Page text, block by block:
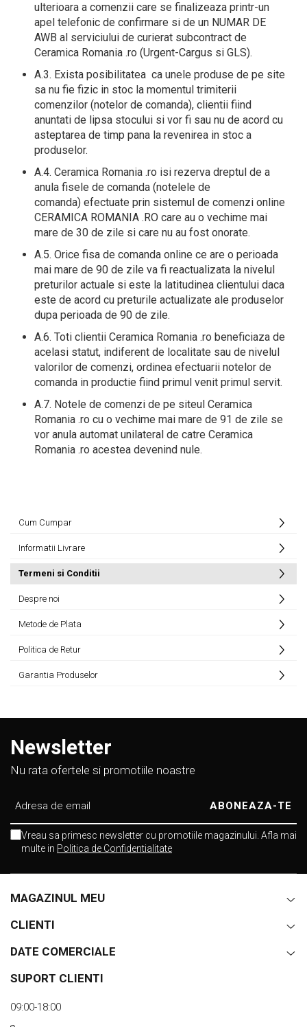
ulterioara a comenzii care se finalizeaza printr-un
apel telefonic de confirmare si de un NUMAR DE
AWB al serviciului de curierat subcontract de
Ceramica Romania .ro (Urgent-Cargus si GLS).
A.3. Exista posibilitatea ca unele produse de pe site
sa nu fie fizic in stoc la momentul trimiterii
comenzilor (notelor de comanda), clientii fiind
anuntati de lipsa stocului si vor fi sau nu de acord cu
asteptarea de timp pana la revenirea in stoc a
produselor.
A.4. Ceramica Romania .ro isi rezerva dreptul de a
anula fisele de comanda (notelele de
comanda) efectuate prin sistemul de comenzi online
CERAMICA ROMANIA .RO care au o vechime mai
mare de 30 de zile si care nu au fost onorate.
A.5. Orice fisa de comanda online ce are o perioada
mai mare de 90 de zile va fi reactualizata la nivelul
preturilor actuale si este la latitudinea clientului daca
este de acord cu preturile actualizate ale produselor
dupa perioada de 90 de zile.
A.6. Toti clientii Ceramica Romania .ro beneficiaza de
acelasi statut, indiferent de localitate sau de nivelul
valorilor de comenzi, ordinea efectuarii notelor de
comanda in productie fiind primul venit primul servit.
A.7. Notele de comenzi de pe siteul Ceramica
Romania .ro cu o vechime mai mare de 91 de zile se
vor anula automat unilateral de catre Ceramica
Romania .ro acestea devenind nule.
Cum Cumpar
Informatii Livrare
Termeni si Conditii
Despre noi
Metode de Plata
Politica de Retur
Garantia Produselor
Newsletter
Nu rata ofertele si promotiile noastre
Vreau sa primesc newsletter cu promotiile magazinului. Afla mai
multe in Politica de Confidentialitate
MAGAZINUL MEU
CLIENTI
DATE COMERCIALE
SUPORT CLIENTI
09:00-18:00